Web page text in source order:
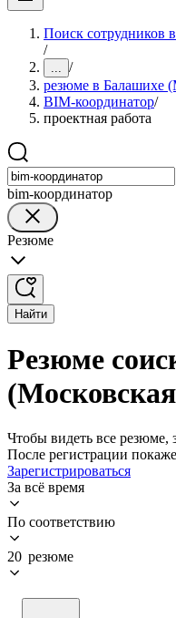
Поиск сотрудников
/
... /
резюме в Балашихе
BIM-координатор/
проектная работа
bim-координатор
Резюме
Найти
Резюме
Чтобы видеть все резюме,
После регистрации
Зарегистрироваться
За всё время
По соответствию
20 резюме